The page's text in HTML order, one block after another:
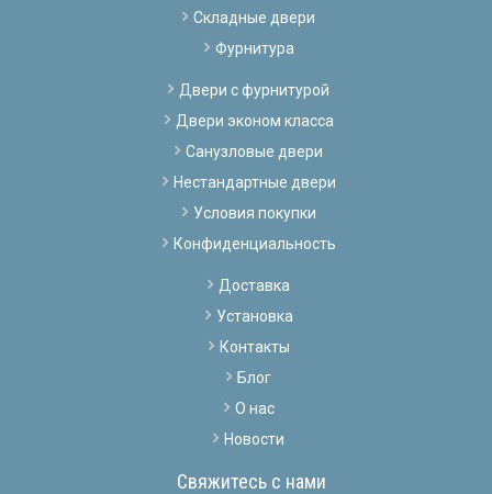
Складные двери
Фурнитура
Двери с фурнитурой
Двери эконом класса
Санузловые двери
Нестандартные двери
Условия покупки
Конфиденциальность
Доставка
Установка
Контакты
Блог
О нас
Новости
Свяжитесь с нами